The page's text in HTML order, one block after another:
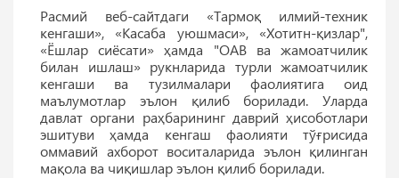
Расмий веб-сайтдаги «Тармоқ илмий-техник
кенгаши», «Касаба уюшмаси», «Хотитн-қизлар",
«Ёшлар сиёсати» ҳамда "ОАВ ва жамоатчилик
билан ишлаш» рукнларида турли жамоатчилик
кенгаши ва тузилмалари фаолиятига оид
маълумотлар эълон қилиб борилади. Уларда
давлат органи раҳбарининг даврий ҳисоботлари
эшитуви ҳамда кенгаш фаолияти тўғрисида
оммавий ахборот воситаларида эълон қилинган
мақола ва чиқишлар эълон қилиб борилади.